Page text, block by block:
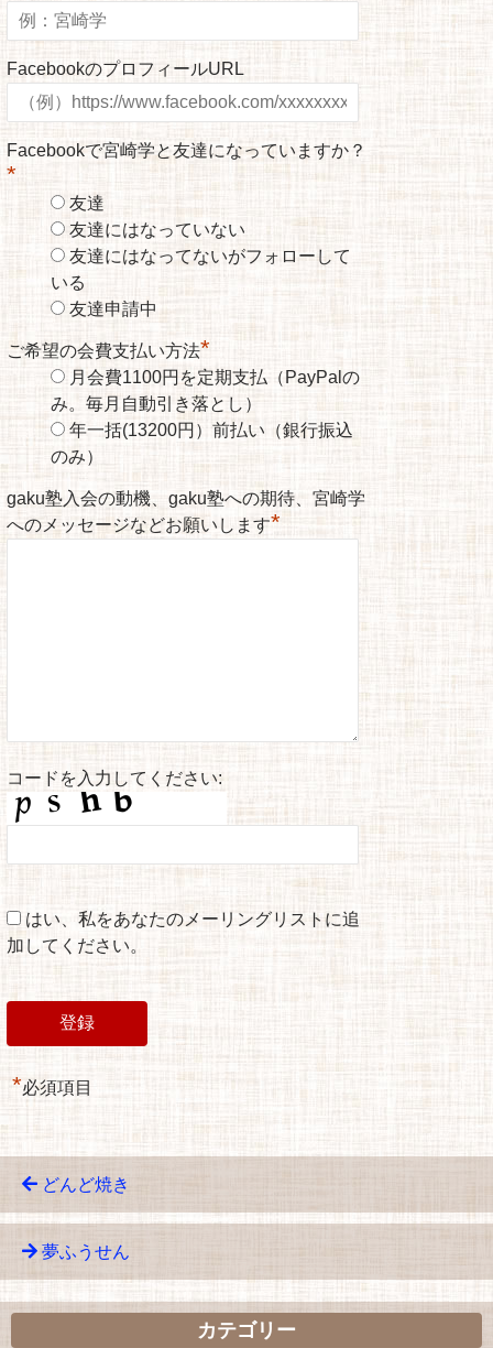
FacebookのプロフィールURL
Facebookで宮崎学と友達になっていますか？
*
友達
友達にはなっていない
友達にはなってないがフォローして
いる
友達申請中
ご希望の会費支払い方法*
月会費1100円を定期支払（PayPalの
み。毎月自動引き落とし）
年一括(13200円）前払い（銀行振込
のみ）
gaku塾入会の動機、gaku塾への期待、宮崎学
へのメッセージなどお願いします*
コードを入力してください:
はい、私をあなたのメーリングリストに追
加してください。
*必須項目
どんど焼き
夢ふうせん
カテゴリー